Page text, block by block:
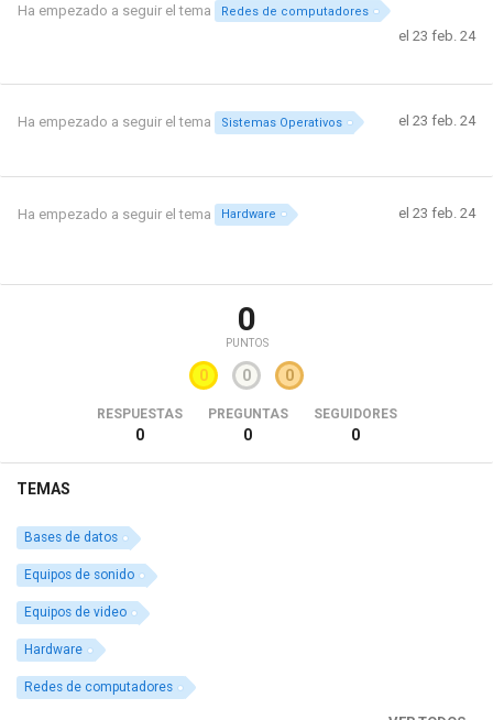
Ha empezado a seguir el tema Redes de computadores
el 23 feb. 24
Ha empezado a seguir el tema Sistemas Operativos el 23 feb. 24
Ha empezado a seguir el tema Hardware el 23 feb. 24
0
PUNTOS
0 0 0
RESPUESTAS
0
PREGUNTAS
0
SEGUIDORES
0
TEMAS
Bases de datos
Equipos de sonido
Equipos de video
Hardware
Redes de computadores